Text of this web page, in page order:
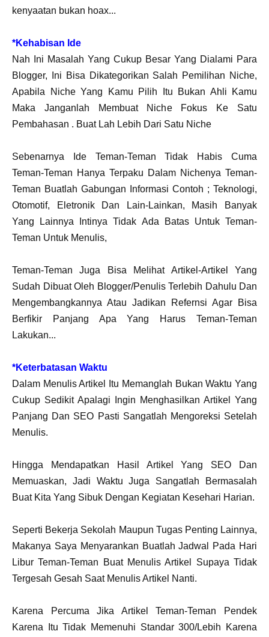
kenyaatan bukan hoax...
*Kehabisan Ide
Nah Ini Masalah Yang Cukup Besar Yang Dialami Para
Blogger, Ini Bisa Dikategorikan Salah Pemilihan Niche,
Apabila Niche Yang Kamu Pilih Itu Bukan Ahli Kamu
Maka Janganlah Membuat Niche Fokus Ke Satu
Pembahasan . Buat Lah Lebih Dari Satu Niche
Sebenarnya Ide Teman-Teman Tidak Habis Cuma
Teman-Teman Hanya Terpaku Dalam Nichenya Teman-
Teman Buatlah Gabungan Informasi Contoh ; Teknologi,
Otomotif, Eletronik Dan Lain-Lainkan, Masih Banyak
Yang Lainnya Intinya Tidak Ada Batas Untuk Teman-
Teman Untuk Menulis,
Teman-Teman Juga Bisa Melihat Artikel-Artikel Yang
Sudah Dibuat Oleh Blogger/Penulis Terlebih Dahulu Dan
Mengembangkannya Atau Jadikan Refernsi Agar Bisa
Berfikir Panjang Apa Yang Harus Teman-Teman
Lakukan...
*Keterbatasan Waktu
Dalam Menulis Artikel Itu Memanglah Bukan Waktu Yang
Cukup Sedikit Apalagi Ingin Menghasilkan Artikel Yang
Panjang Dan SEO Pasti Sangatlah Mengoreksi Setelah
Menulis.
Hingga Mendapatkan Hasil Artikel Yang SEO Dan
Memuaskan, Jadi Waktu Juga Sangatlah Bermasalah
Buat Kita Yang Sibuk Dengan Kegiatan Kesehari Harian.
Seperti Bekerja Sekolah Maupun Tugas Penting Lainnya,
Makanya Saya Menyarankan Buatlah Jadwal Pada Hari
Libur Teman-Teman Buat Menulis Artikel Supaya Tidak
Tergesah Gesah Saat Menulis Artikel Nanti.
Karena Percuma Jika Artikel Teman-Teman Pendek
Karena Itu Tidak Memenuhi Standar 300/Lebih Karena